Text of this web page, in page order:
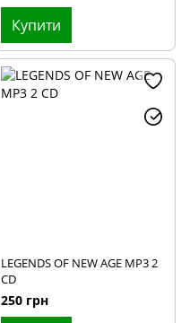
Купити
LEGENDS OF NEW AGE MP3 2
CD
250 грн